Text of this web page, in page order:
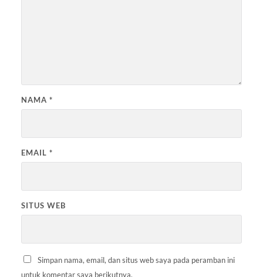
NAMA *
EMAIL *
SITUS WEB
Simpan nama, email, dan situs web saya pada peramban ini
untuk komentar saya berikutnya.